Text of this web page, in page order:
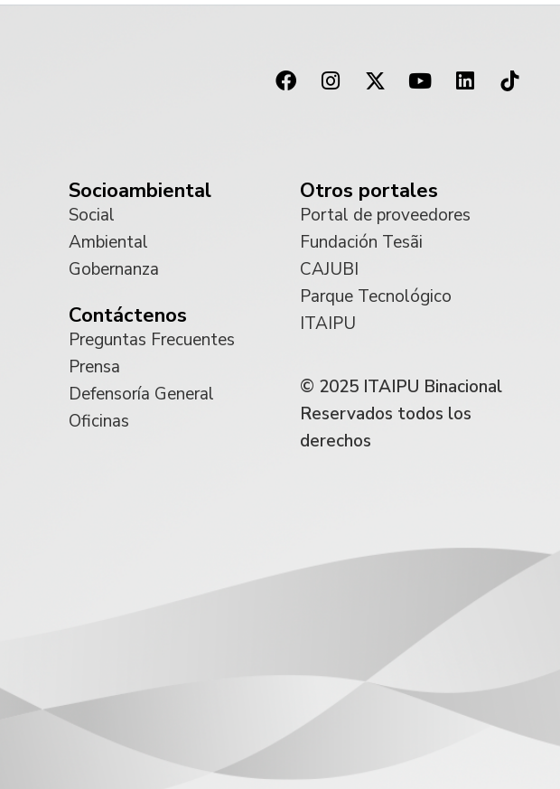
Socioambiental
Social
Ambiental
Gobernanza
Contáctenos
Preguntas Frecuentes
Prensa
Defensoría General
Oficinas
Otros portales
Portal de proveedores
Fundación Tesãi
CAJUBI
Parque Tecnológico
ITAIPU
© 2025 ITAIPU Binacional
Reservados todos los
derechos